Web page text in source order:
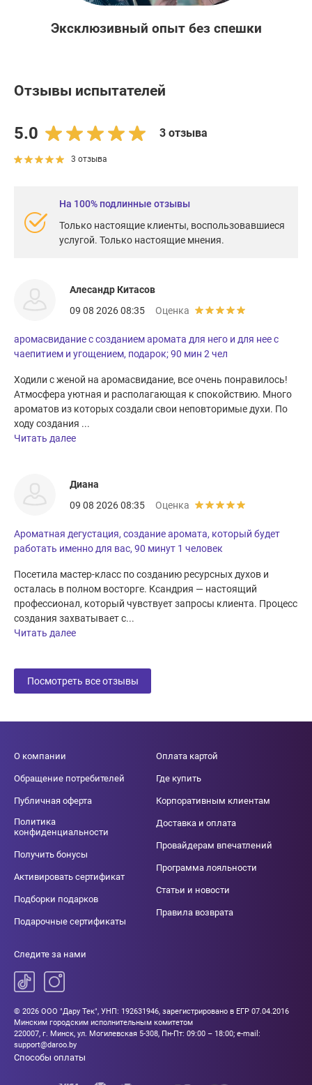
Эксклюзивный опыт без спешки
Отзывы испытателей
5.0 3 отзыва
3 отзыва
На 100% подлинные отзывы
Только настоящие клиенты, воспользовавшиеся
услугой. Только настоящие мнения.
Алесандр Китасов
09 08 2026 08:35
Оценка
аромасвидание с созданием аромата для него и для нее с
чаепитием и угощением, подарок; 90 мин 2 чел
Ходили с женой на аромасвидание, все очень понравилось!
Атмосфера уютная и располагающая к спокойствию. Много
ароматов из которых создали свои неповторимые духи. По
ходу создания ...
Читать далее
Диана
09 08 2026 08:35
Оценка
Ароматная дегустация, создание аромата, который будет
работать именно для вас, 90 минут 1 человек
Посетила мастер-класс по созданию ресурсных духов и
осталась в полном восторге. Ксандрия — настоящий
профессионал, который чувствует запросы клиента. Процесс
создания захватывает с...
Читать далее
Посмотреть все отзывы
О компании
Обращение потребителей
Публичная оферта
Политика
конфиденциальности
Получить бонусы
Активировать сертификат
Подборки подарков
Подарочные сертификаты
Оплата картой
Где купить
Корпоративным клиентам
Доставка и оплата
Провайдерам впечатлений
Программа лояльности
Статьи и новости
Правила возврата
Следите за нами
© 2026 ООО "Дару Тек", УНП: 192631946, зарегистрировано в ЕГР 07.04.2016
Минским городским исполнительным комитетом
220007, г. Минск, ул. Могилевская 5-308, Пн-Пт: 09:00 – 18:00; e-mail:
support@daroo.by
Способы оплаты